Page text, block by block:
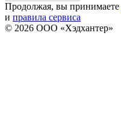
Продолжая, вы принимаете
и правила сервиса
© 2026 ООО «Хэдхантер»